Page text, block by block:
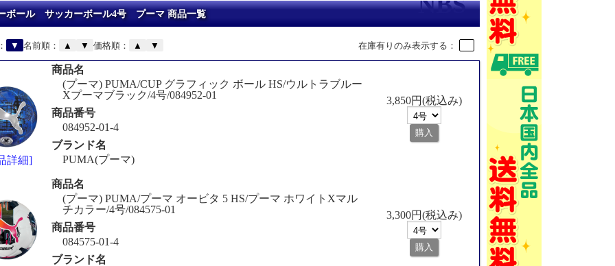
ボール サッカーボール4号 プーマ 商品一覧
▼ 名前順： ▲ ▼ 価格順： ▲ ▼ 在庫有りのみ表示する：
詳細]
商品名
(プーマ) PUMA/CUP グラフィック ボール HS/ウルトラブルー
Xプーマブラック/4号/084952-01
商品番号
084952-01-4
ブランド名
PUMA(プーマ)
3,850円(税込み)
商品名
(プーマ) PUMA/プーマ オービタ 5 HS/プーマ ホワイトXマル
チカラー/4号/084575-01
商品番号
084575-01-4
ブランド名
3,300円(税込み)